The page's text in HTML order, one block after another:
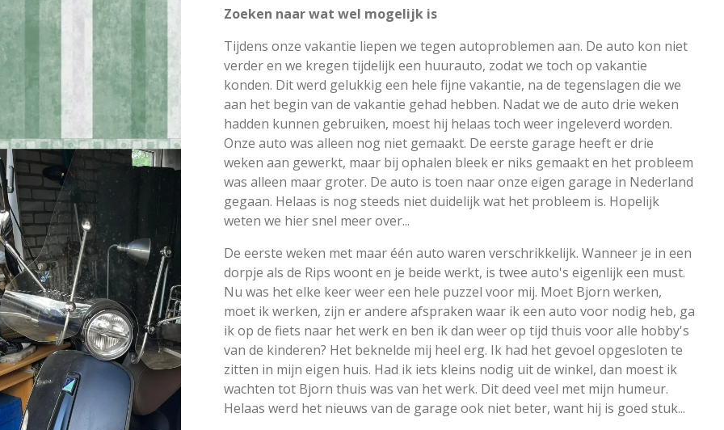
Zoeken naar wat wel mogelijk is
Tijdens onze vakantie liepen we tegen autoproblemen aan. De auto kon niet
verder en we kregen tijdelijk een huurauto, zodat we toch op vakantie
konden. Dit werd gelukkig een hele fijne vakantie, na de tegenslagen die we
aan het begin van de vakantie gehad hebben. Nadat we de auto drie weken
hadden kunnen gebruiken, moest hij helaas toch weer ingeleverd worden.
Onze auto was alleen nog niet gemaakt. De eerste garage heeft er drie
weken aan gewerkt, maar bij ophalen bleek er niks gemaakt en het probleem
was alleen maar groter. De auto is toen naar onze eigen garage in Nederland
gegaan. Helaas is nog steeds niet duidelijk wat het probleem is. Hopelijk
weten we hier snel meer over...
De eerste weken met maar één auto waren verschrikkelijk. Wanneer je in een
dorpje als de Rips woont en je beide werkt, is twee auto's eigenlijk een must.
Nu was het elke keer weer een hele puzzel voor mij. Moet Bjorn werken,
moet ik werken, zijn er andere afspraken waar ik een auto voor nodig heb, ga
ik op de fiets naar het werk en ben ik dan weer op tijd thuis voor alle hobby's
van de kinderen? Het beknelde mij heel erg. Ik had het gevoel opgesloten te
zitten in mijn eigen huis. Had ik iets kleins nodig uit de winkel, dan moest ik
wachten tot Bjorn thuis was van het werk. Dit deed veel met mijn humeur.
Helaas werd het nieuws van de garage ook niet beter, want hij is goed stuk...